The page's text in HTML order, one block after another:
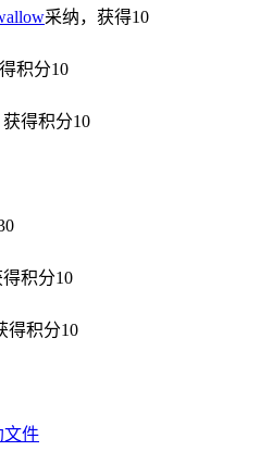
采纳，获得10
积分10
获得积分10
得积分10
得积分10
文件